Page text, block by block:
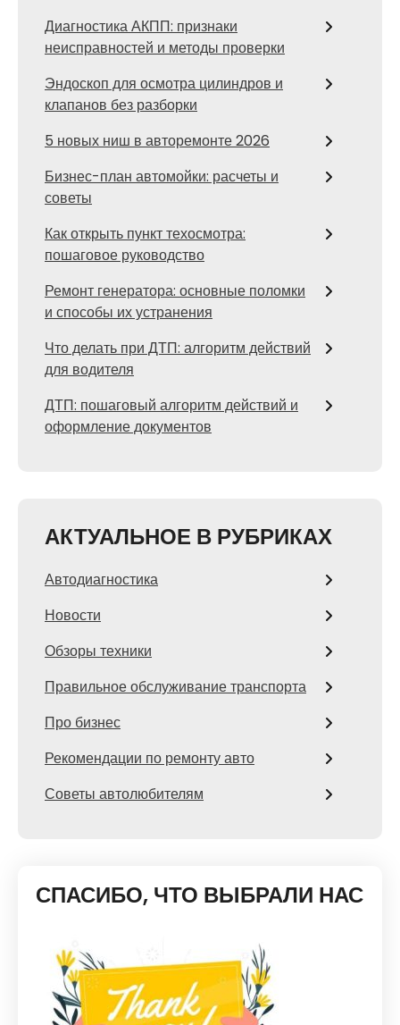
Диагностика АКПП: признаки
неисправностей и методы проверки
Эндоскоп для осмотра цилиндров и
клапанов без разборки
5 новых ниш в авторемонте 2026
Бизнес-план автомойки: расчеты и
советы
Как открыть пункт техосмотра:
пошаговое руководство
Ремонт генератора: основные поломки
и способы их устранения
Что делать при ДТП: алгоритм действий
для водителя
ДТП: пошаговый алгоритм действий и
оформление документов
АКТУАЛЬНОЕ В РУБРИКАХ
Автодиагностика
Новости
Обзоры техники
Правильное обслуживание транспорта
Про бизнес
Рекомендации по ремонту авто
Советы автолюбителям
СПАСИБО, ЧТО ВЫБРАЛИ НАС